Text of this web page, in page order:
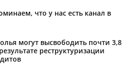
что у нас есть канал в
могут высвободить почти 3,8
реструктуризации